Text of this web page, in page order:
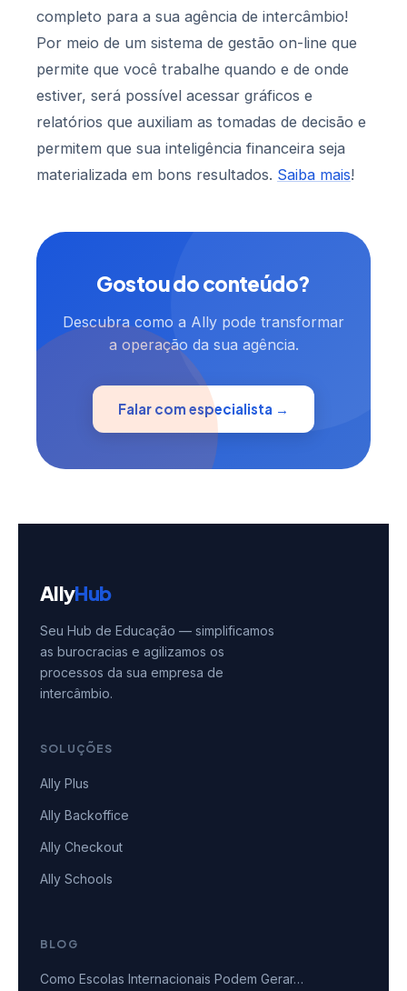
completo para a sua agência de intercâmbio!
Por meio de um sistema de gestão on-line que
permite que você trabalhe quando e de onde
estiver, será possível acessar gráficos e
relatórios que auxiliam as tomadas de decisão e
permitem que sua inteligência financeira seja
materializada em bons resultados. Saiba mais!
Gostou do conteúdo?
Descubra como a Ally pode transformar
a operação da sua agência.
Falar com especialista →
AllyHub
Seu Hub de Educação — simplificamos
as burocracias e agilizamos os
processos da sua empresa de
intercâmbio.
SOLUÇÕES
Ally Plus
Ally Backoffice
Ally Checkout
Ally Schools
BLOG
Como Escolas Internacionais Podem Gerar…